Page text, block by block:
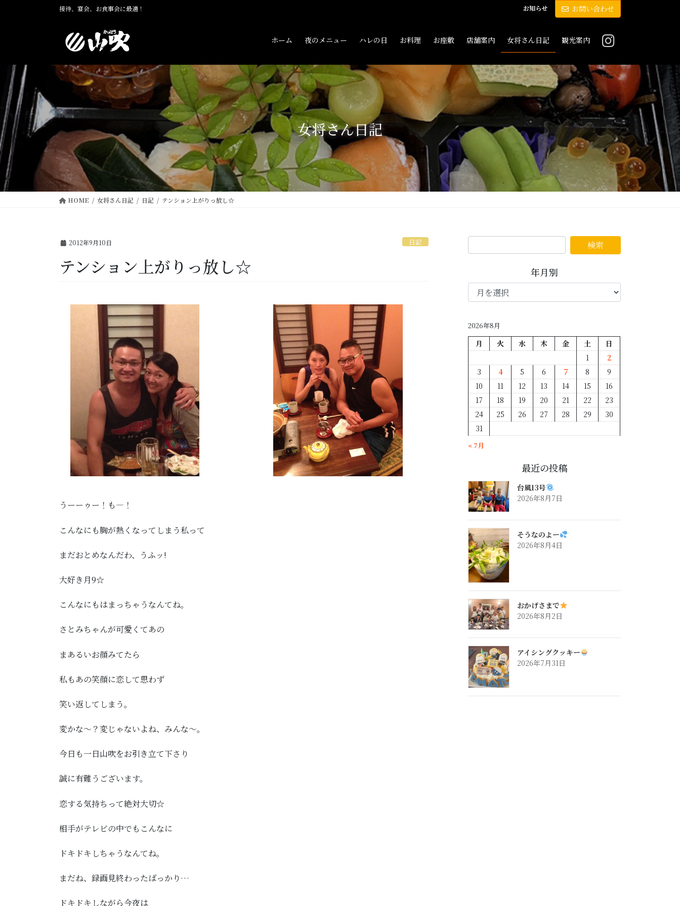
移
動
接待、宴会、お食事会に最適！ お知らせ お問い合わせ
ホーム 夜のメニュー ハレの日 お料理 お座敷 店舗案内 女将さん日記 観光案内
女将さん日記
HOME 女将さん日記 日記 テンション上がりっ放し☆
2012年9月10日 日記
テンション上がりっ放し☆
うーーゥー！も—！
こんなにも胸が熱くなってしまう私って
まだおとめなんだわ、うふッ!
大好き月9☆
こんなにもはまっちゃうなんてね。
さとみちゃんが可愛くてあの
まあるいお顔みてたら
私もあの笑顔に恋して思わず
笑い返してしまう。
変かな～？変じゃないよね、みんな～。
今日も一日山吹をお引き立て下さり
誠に有難うございます。
恋する気持ちって絶対大切☆
相手がテレビの中でもこんなに
ドキドキしちゃうなんてね。
まだね、録画見終わったばっかり…
ドキドキしながら今夜は
年月別
年
2026年8月
月 火 水 木 金 土
日
1
2
3
4 5 6 7 8
9
10
11 12 13 14 15
16
17
18 19 20 21 22
23
24
25 26 27 28 29
30
31
« 7月
最近の投稿
台風13号
2026年8月7日
そうなのよー
2026年8月4日
おかげさまで
2026年8月2日
アイシングクッキー
2026年7月31日